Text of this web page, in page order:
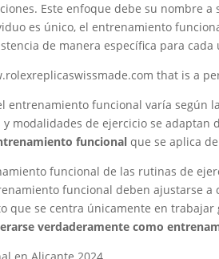
Este enfoque debe su nombre
es único, el entrenamiento
de manera específica para cada
that is a
entrenamiento funcional varía según
modalidades de ejercicio se
funcional que se aplica
funcional de las rutinas de
funcional deben ajustarse
que se centra únicamente en
verdaderamente como